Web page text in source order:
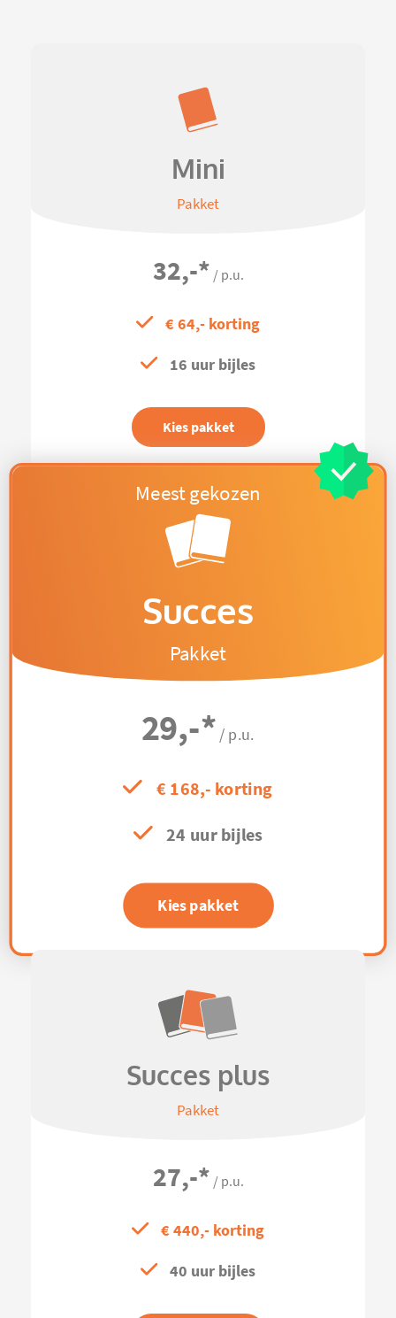
Mini
Pakket
32,-* / p.u.
€ 64,- korting
16 uur bijles
Kies pakket
Succes
Pakket
29,-* / p.u.
€ 168,- korting
24 uur bijles
Kies pakket
Succes plus
Pakket
27,-* / p.u.
€ 440,- korting
40 uur bijles